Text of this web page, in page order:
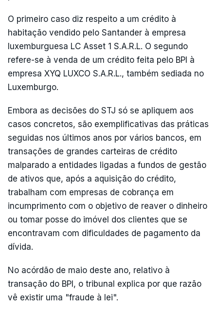
O primeiro caso diz respeito a um crédito à
habitação vendido pelo Santander à empresa
luxemburguesa LC Asset 1 S.A.R.L. O segundo
refere-se à venda de um crédito feita pelo BPI à
empresa XYQ LUXCO S.A.R.L., também sediada no
Luxemburgo.
Embora as decisões do STJ só se apliquem aos
casos concretos, são exemplificativas das práticas
seguidas nos últimos anos por vários bancos, em
transações de grandes carteiras de crédito
malparado a entidades ligadas a fundos de gestão
de ativos que, após a aquisição do crédito,
trabalham com empresas de cobrança em
incumprimento com o objetivo de reaver o dinheiro
ou tomar posse do imóvel dos clientes que se
encontravam com dificuldades de pagamento da
dívida.
No acórdão de maio deste ano, relativo à
transação do BPI, o tribunal explica por que razão
vê existir uma "fraude à lei".